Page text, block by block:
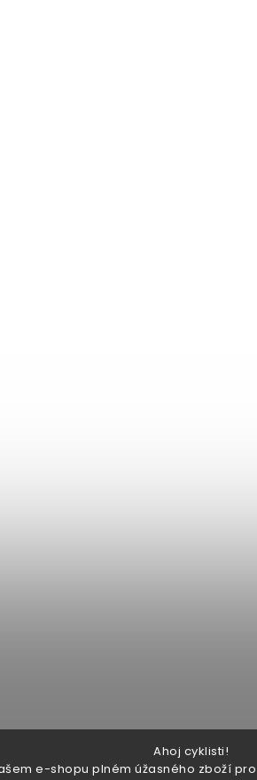
Ahoj cyklisti!
e-shopu plném úžasného zboží